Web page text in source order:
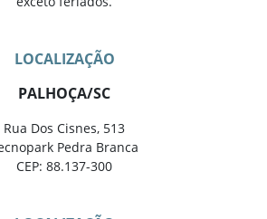
LOCALIZAÇÃO
PALHOÇA/SC
Rua Dos Cisnes, 513
Pedra Branca
CEP: 88.137-300